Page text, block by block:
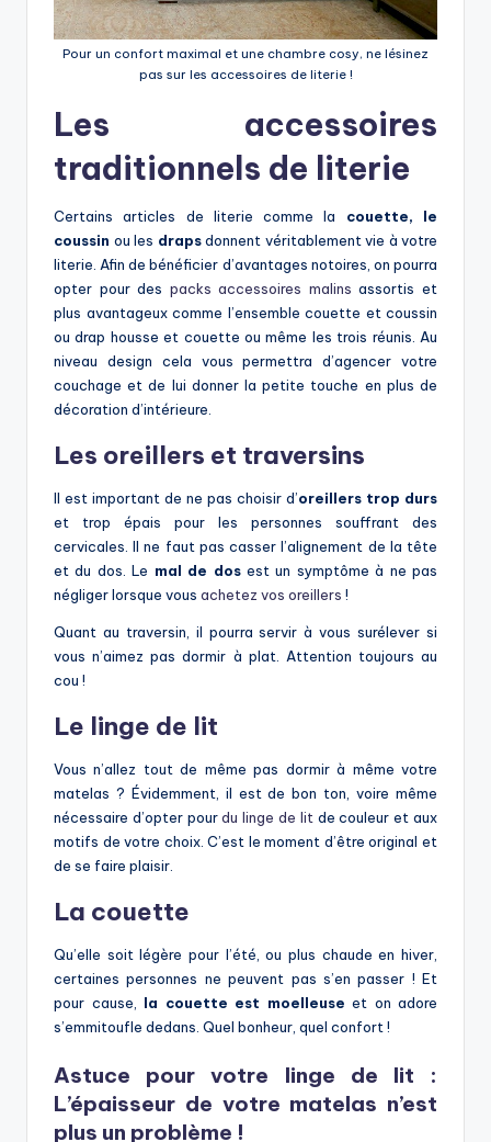
Pour un confort maximal et une chambre cosy, ne lésinez
pas sur les accessoires de literie !
Les accessoires
traditionnels de literie
Certains articles de literie comme la couette, le
coussin ou les drapsdonnent véritablement vie à votre
literie. Afin de bénéficier d’avantages notoires, on pourra
opter pour des packs accessoires malins assortis et
plus avantageux comme l’ensemble couette et coussin
ou drap housse et couette ou même les trois réunis. Au
niveau design cela vous permettra d’agencer votre
couchage et de lui donner la petite touche en plus de
décoration d’intérieure.
Les oreillers et traversins
Il est important de ne pas choisir d’oreillers trop durs
et trop épais pour les personnes souffrant des
cervicales. Il ne faut pas casser l’alignement de la tête
et du dos. Le mal de dosest un symptôme à ne pas
négliger lorsque vous achetez vos oreillers !
Quant au traversin, il pourra servir à vous surélever si
vous n’aimez pas dormir à plat. Attention toujours au
cou !
Le linge de lit
Vous n’allez tout de même pas dormir à même votre
matelas ? Évidemment, il est de bon ton, voire même
nécessaire d’opter pourdu linge de litde couleur et aux
motifs de votre choix. C’est le moment d’être original et
de se faire plaisir.
La couette
Qu’elle soit légère pour l’été, ou plus chaude en hiver,
certaines personnes ne peuvent pas s’en passer ! Et
pour cause, la couette est moelleuse et on adore
s’emmitoufle dedans. Quel bonheur, quel confort !
Astuce pour votre linge de lit :
L’épaisseur de votre matelas n’est
plus un problème !